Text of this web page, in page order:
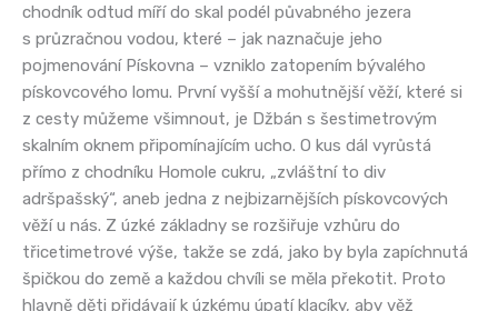
chodník odtud míří do skal podél půvabného jezera
s průzračnou vodou, které – jak naznačuje jeho
pojmenování Pískovna – vzniklo zatopením bývalého
pískovcového lomu. První vyšší a mohutnější věží, které si
z cesty můžeme všimnout, je Džbán s šestimetrovým
skalním oknem připomínajícím ucho. O kus dál vyrůstá
přímo z chodníku Homole cukru, „zvláštní to div
adršpašský“, aneb jedna z nejbizarnějších pískovcových
věží u nás. Z úzké základny se rozšiřuje vzhůru do
třicetimetrové výše, takže se zdá, jako by byla zapíchnutá
špičkou do země a každou chvíli se měla překotit. Proto
hlavně děti přidávají k úzkému úpatí klacíky, aby věž